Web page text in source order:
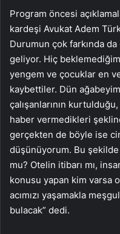
Program öncesi
kardeşi Avukat Adem
Durumun çok farkında
geliyor. Hiç
yengem ve çocuklar en
kaybettiler. Dün
çalışanlarının
haber vermedikleri
gerçekten de böyle ise
düşünüyorum. Bu şekilde
mu? Otelin itibarı mı,
konusu yapan kim varsa
acımızı yaşamakla
bulacak” dedi.